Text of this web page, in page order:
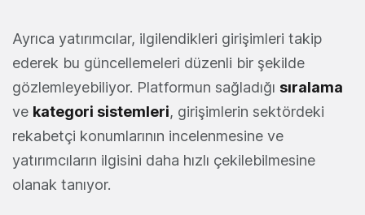
Ayrıca yatırımcılar, ilgilendikleri girişimleri takip
ederek bu güncellemeleri düzenli bir şekilde
gözlemleyebiliyor. Platformun sağladığı sıralama
ve kategori sistemleri, girişimlerin sektördeki
rekabetçi konumlarının incelenmesine ve
yatırımcıların ilgisini daha hızlı çekilebilmesine
olanak tanıyor.